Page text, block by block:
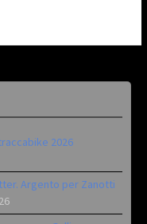
2026
Argento per Zanotti